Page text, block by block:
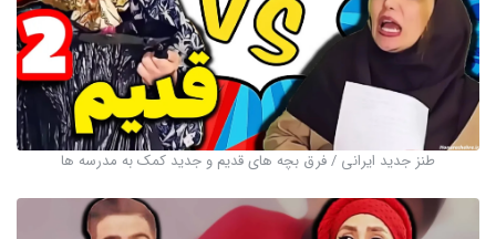
طنز جدید ایرانی / فرق بچه های قدیم و جدید کمک به مدرسه ها